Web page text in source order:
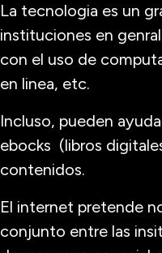
La tecnologia es un
instituciones en
con el uso de
en linea, etc.
Incluso, pueden
ebocks (libros
contenidos.
El internet pretende
conjunto entre las